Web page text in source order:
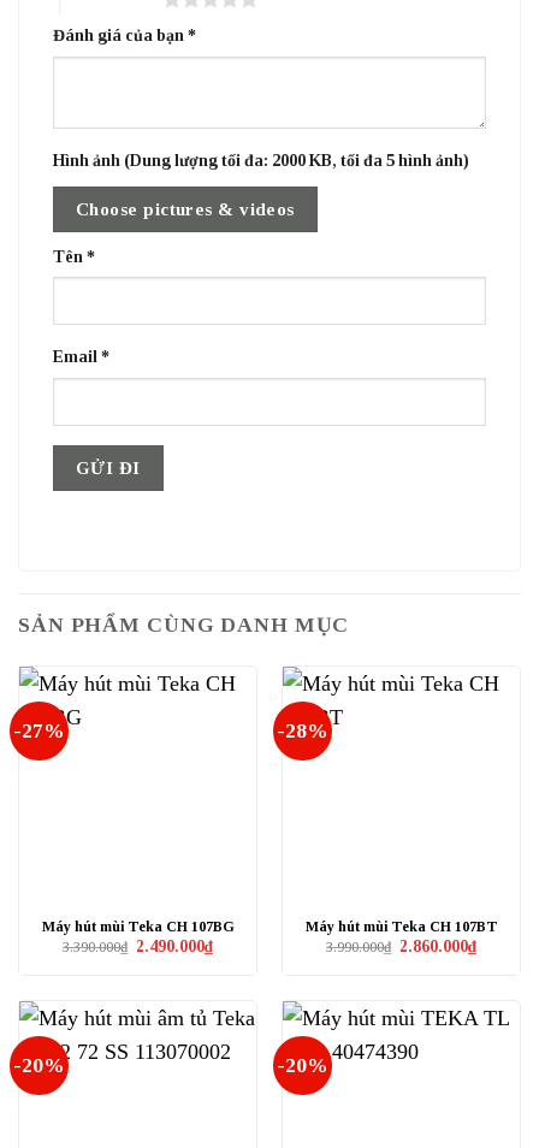
Đánh giá của bạn *
Hình ảnh (Dung lượng tối đa: 2000 KB, tối đa 5 hình ảnh)
Choose pictures & videos
Tên *
Email *
SẢN PHẨM CÙNG DANH MỤC
-27%
Máy hút mùi Teka CH 107BG
3.390.000₫ Giá
2.490.000₫Giá
hiện
-28%
Máy hút mùi Teka CH 107BT
3.990.000₫ Giá
2.860.000₫Giá
hiện
-20% -20%